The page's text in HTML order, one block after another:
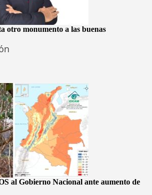
otro monumento a las buenas
al Gobierno Nacional ante aumento de